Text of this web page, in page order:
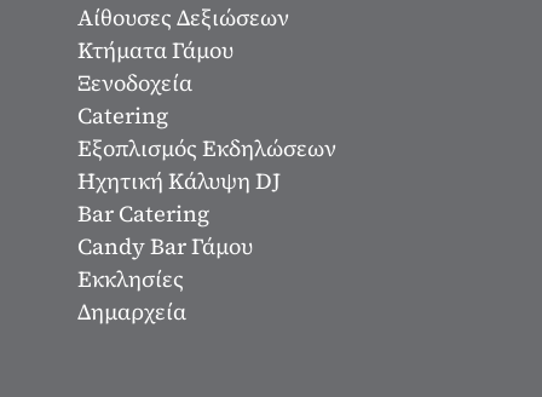
Αίθουσες Δεξιώσεων
Κτήματα Γάμου
Ξενοδοχεία
Catering
Εξοπλισμός Εκδηλώσεων
Ηχητική Κάλυψη DJ
Bar Catering
Candy Bar Γάμου
Εκκλησίες
Δημαρχεία